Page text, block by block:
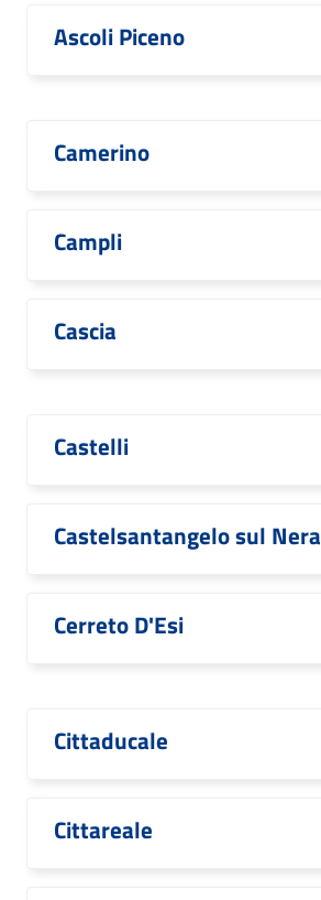
Ascoli Piceno
Camerino
Campli
Cascia
Castelli
Castelsantangelo sul Nera
Cerreto D'Esi
Cittaducale
Cittareale